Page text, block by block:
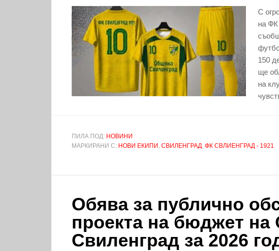
С
на ФК
150
ще
на
ПИЛА ПОД: НОВИНИ
МАРКИРАНИ С: НОВИ ЕКИПИ , СВИЛЕНГРАД, ФК СВЛИЕНГРАД - 1921
Обява за публично
проекта на бюджет
Свиленград за 2026